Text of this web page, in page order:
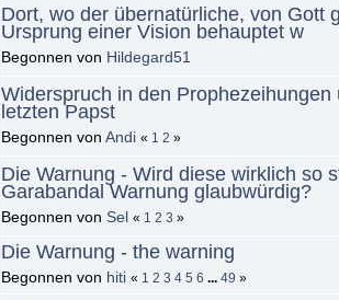
Dort, wo der übernatürliche, von Gott
Ursprung einer Vision behauptet w
Begonnen von Hildegard51
Widerspruch in den Prophezeihungen
letzten Papst
Begonnen von Andi « 1 2 »
Die Warnung - Wird diese wirklich so
Garabandal Warnung glaubwürdig?
Begonnen von Sel « 1 2 3 »
Die Warnung - the warning
Begonnen von hiti « 1 2 3 4 5 6 ... 49 »